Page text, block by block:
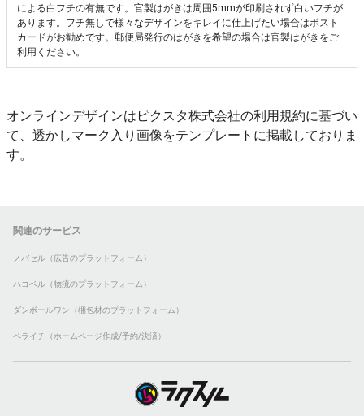
による白フチの有無です。官製はがきは周囲5mmが印刷されず白いフチが
あります。フチ無しで様々なデザインをキレイに仕上げたい場合はポスト
カードがお勧めです。郵便局発行のはがきを希望の場合は官製はがきをご
利用ください。
オンラインデザインはピクスタ株式会社の利用規約に基づい
て、透かしマーク入り画像をテンプレートに掲載しておりま
す。
関連のサービス
ノバセル（広告のプラットフォーム）
ハコベル（物流のプラットフォーム）
ダンボールワン（梱包材のプラットフォーム）
ペライチ（ホームページ作成/予約/決済）